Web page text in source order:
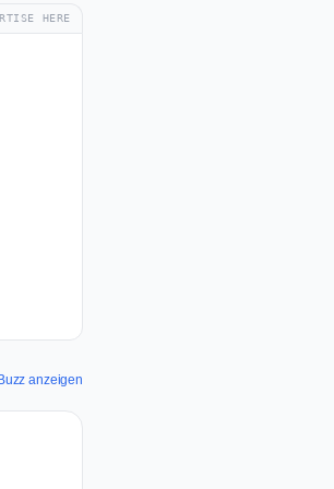
HERE
anzeigen